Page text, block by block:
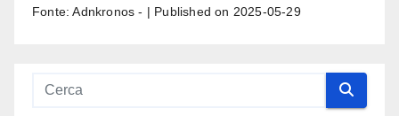
Fonte: Adnkronos - Published on 2025-05-29